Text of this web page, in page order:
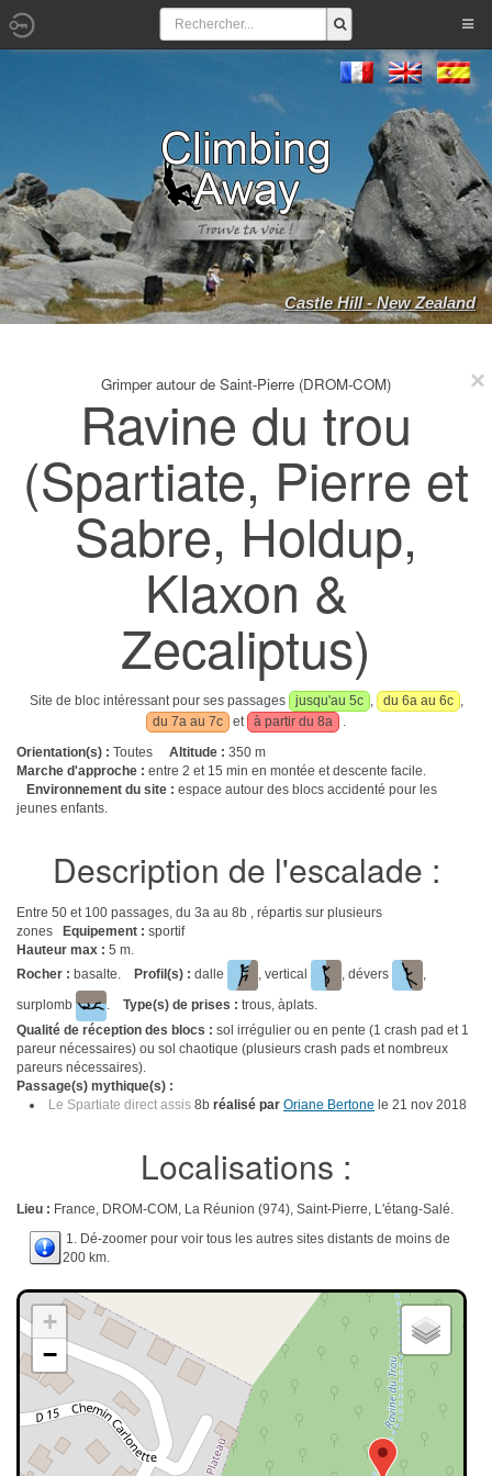
Castle Hill - New Zealand
Grimper autour de Saint-Pierre (DROM-COM)
Ravine du trou
(Spartiate, Pierre et
Sabre, Holdup,
Klaxon &
Zecaliptus)
Site de bloc intéressant pour ses passages jusqu'au 5c , du 6a au 6c ,
du 7a au 7c
et à partir du 8a
.
Orientation(s) : Toutes Altitude : 350 m
Marche d'approche : entre 2 et 15 min en montée et descente facile.
Environnement du site : espace autour des blocs accidenté pour les
jeunes enfants.
Description de l'escalade :
Entre 50 et 100 passages, du 3a au 8b , répartis sur plusieurs
zones
Equipement : sportif
Hauteur max : 5 m.
Rocher : basalte. Profil(s) : dalle , vertical , dévers
,
surplomb
. Type(s) de prises : trous, àplats.
Qualité de réception des blocs : sol irrégulier ou en pente (1 crash pad et 1
pareur nécessaires) ou sol chaotique (plusieurs crash pads et nombreux
pareurs nécessaires).
Passage(s) mythique(s) :
Le Spartiate direct assis 8b réalisé par Oriane Bertone le 21 nov 2018
Localisations :
Lieu : France, DROM-COM, La Réunion (974), Saint-Pierre, L'étang-Salé.
1. Dé-zoomer pour voir tous les autres sites distants de moins de
200 km.
+
−